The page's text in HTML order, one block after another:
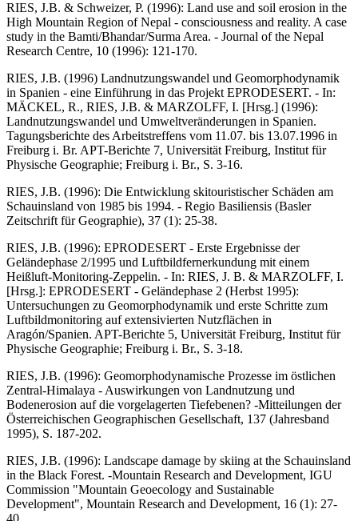
RIES, J.B. & Schweizer, P. (1996): Land use and soil erosion in the
High Mountain Region of Nepal - consciousness and reality. A case
study in the Bamti/Bhandar/Surma Area. - Journal of the Nepal
Research Centre, 10 (1996): 121-170.
RIES, J.B. (1996) Landnutzungswandel und Geomorphodynamik
in Spanien - eine Einführung in das Projekt EPRODESERT. - In:
MÄCKEL, R., RIES, J.B. & MARZOLFF, I. [Hrsg.] (1996):
Landnutzungswandel und Umweltveränderungen in Spanien.
Tagungsberichte des Arbeitstreffens vom 11.07. bis 13.07.1996 in
Freiburg i. Br. APT-Berichte 7, Universität Freiburg, Institut für
Physische Geographie; Freiburg i. Br., S. 3-16.
RIES, J.B. (1996): Die Entwicklung skitouristischer Schäden am
Schauinsland von 1985 bis 1994. - Regio Basiliensis (Basler
Zeitschrift für Geographie), 37 (1): 25-38.
RIES, J.B. (1996): EPRODESERT - Erste Ergebnisse der
Geländephase 2/1995 und Luftbildfernerkundung mit einem
Heißluft-Monitoring-Zeppelin. - In: RIES, J. B. & MARZOLFF, I.
[Hrsg.]: EPRODESERT - Geländephase 2 (Herbst 1995):
Untersuchungen zu Geomorphodynamik und erste Schritte zum
Luftbildmonitoring auf extensivierten Nutzflächen in
Aragón/Spanien. APT-Berichte 5, Universität Freiburg, Institut für
Physische Geographie; Freiburg i. Br., S. 3-18.
RIES, J.B. (1996): Geomorphodynamische Prozesse im östlichen
Zentral-Himalaya - Auswirkungen von Landnutzung und
Bodenerosion auf die vorgelagerten Tiefebenen? -Mitteilungen der
Österreichischen Geographischen Gesellschaft, 137 (Jahresband
1995), S. 187-202.
RIES, J.B. (1996): Landscape damage by skiing at the Schauinsland
in the Black Forest. -Mountain Research and Development, IGU
Commission "Mountain Geoecology and Sustainable
Development", Mountain Research and Development, 16 (1): 27-